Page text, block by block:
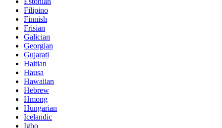
Filipino
Finnish
Frisian
Galician
Georgian
Gujarati
Haitian
Hausa
Hawaiian
Hebrew
Hmong
Hungarian
Icelandic
Igbo